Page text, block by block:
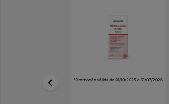
*Promoção válida de 01/10/2025 a 31/07/2026